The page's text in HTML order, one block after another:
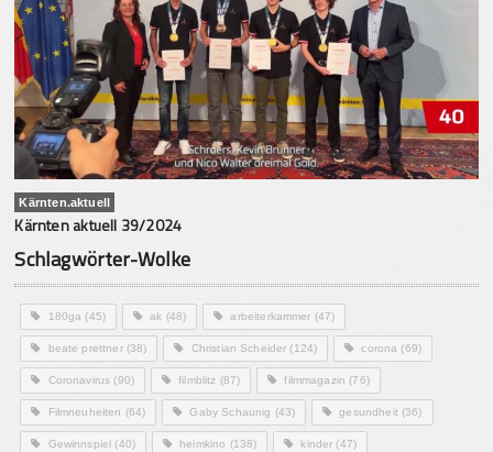
Kärnten.aktuell
Kärnten aktuell 39/2024
Schlagwörter-Wolke
180ga (45) ak (48) arbeiterkammer (47)
beate prettner(38) Christian Scheider (124) corona (69)
Coronavirus (90) filmblitz (87) filmmagazin (76)
Filmneuheiten (64) Gaby Schaunig (43) gesundheit(36)
Gewinnspiel (40) heimkino (138) kinder (47)